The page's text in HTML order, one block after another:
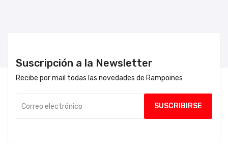
Suscripción a la Newsletter
Recibe por mail todas las novedades de Rampoines